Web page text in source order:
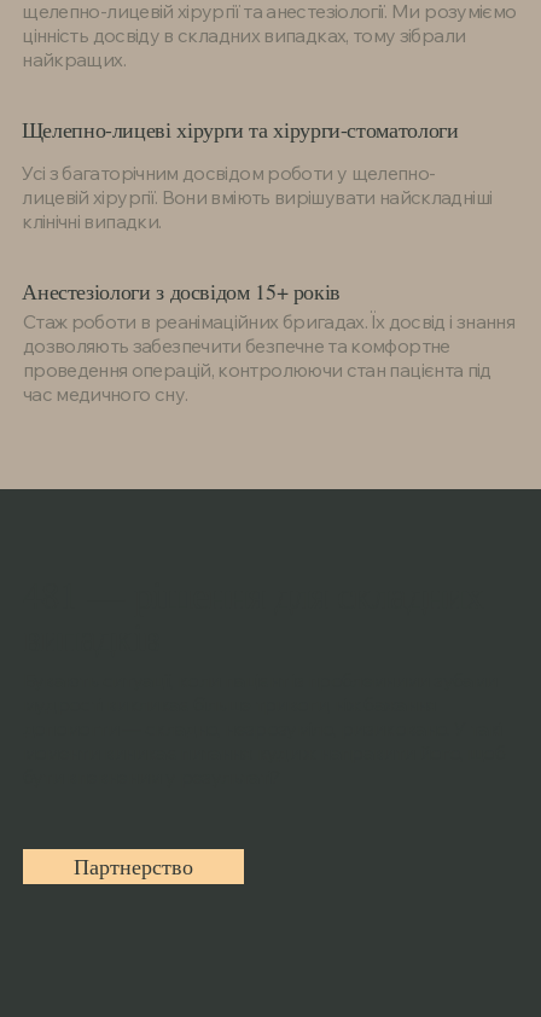
щелепно-лицевій хірургії та анестезіології. Ми розуміємо
цінність досвіду в складних випадках, тому зібрали
найкращих.
Щелепно-лицеві хірурги та хірурги-стоматологи
Усі з багаторічним досвідом роботи у щелепно-
лицевій хірургії. Вони вміють вирішувати найскладніші
клінічні випадки.
Анестезіологи з досвідом 15+ років
Стаж роботи в реанімаційних бригадах. Їх досвід і знання
дозволяють забезпечити безпечне та комфортне
проведення операцій, контролюючи стан пацієнта під
час медичного сну.
Партнерство